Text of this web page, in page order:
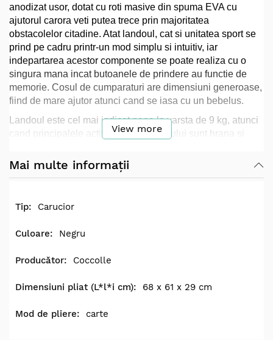
anodizat usor, dotat cu roti masive din spuma EVA cu
ajutorul carora veti putea trece prin majoritatea
obstacolelor citadine. Atat landoul, cat si unitatea sport se
prind pe cadru printr-un mod simplu si intuitiv, iar
indepartarea acestor componente se poate realiza cu o
singura mana incat butoanele de prindere au functie de
memorie. Cosul de cumparaturi are dimensiuni generoase,
fiind de mare ajutor atunci cand se iasa cu un bebelus.
Landoul este cel mai indicat pana la varsta de 9 kg, atunci
cand principalele activitati ale copilasului sunt hrana si
moi, ionizata cu ioni de argint pentru protectie
antibacteriana. Materialele sunt certificate pentru a fi
Unitatea sport vine dotata cu o copertina XXL cu protectie
simple. Spatarul poate fi ajustat independent fata de
personalizata conform nevoilor fiecarui copil. Plierea se
super-compacte: Lissia va avea loc in fiecare locuinta si
Scoica auto Coccolle Knox are dimensiuni generoase si
View more
Mai multe informații
Carucior
Negru
Coccolle
68 x 61 x 29 cm
carte